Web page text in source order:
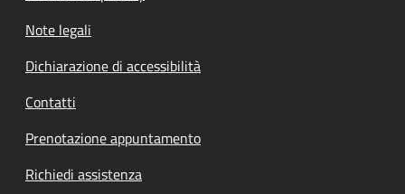
Note legali
Dichiarazione di accessibilità
Contatti
Prenotazione appuntamento
Richiedi assistenza